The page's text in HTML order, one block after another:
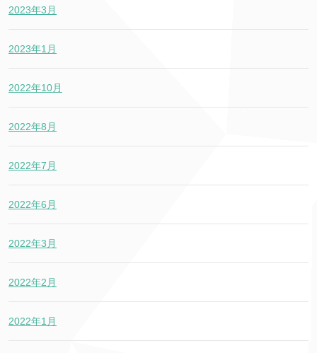
2023年3月
2023年1月
2022年10月
2022年8月
2022年7月
2022年6月
2022年3月
2022年2月
2022年1月